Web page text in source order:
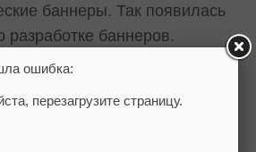
баннеры. Так появилась
разработке баннеров.
флеш-банеры в России.
делать бизнес совместно с
(дизайн-студия). Был одним
ошибка:
перезагрузите страницу.